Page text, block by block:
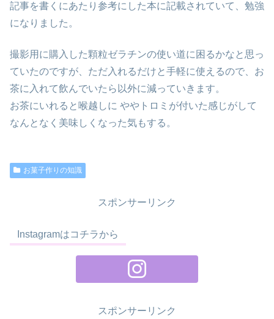
記事を書くにあたり参考にした本に記載されていて、勉強
になりました。
撮影用に購入した顆粒ゼラチンの使い道に困るかなと思っ
ていたのですが、ただ入れるだけと手軽に使えるので、お
茶に入れて飲んでいたら以外に減っていきます。
お茶にいれると喉越しに ややトロミが付いた感じがして
なんとなく美味しくなった気もする。
お菓子作りの知識
スポンサーリンク
Instagramはコチラから
スポンサーリンク